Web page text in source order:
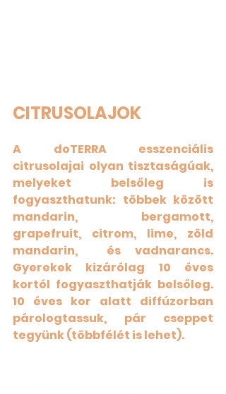
CITRUSOLAJOK
A doTERRA esszenciális
citrusolajai olyan tisztaságúak,
melyeket belsőleg is
fogyaszthatunk: többek között
mandarin, bergamott,
grapefruit, citrom, lime, zöld
mandarin,  és vadnarancs.
Gyerekek kizárólag 10 éves
kortól fogyaszthatják belsőleg.
10 éves kor alatt diffúzorban
párologtassuk, pár cseppet
tegyünk (többfélét is lehet).